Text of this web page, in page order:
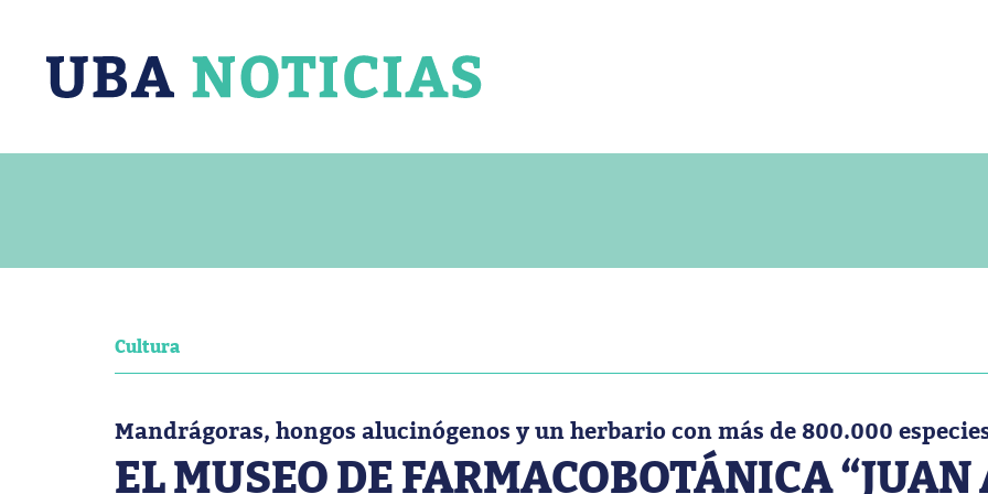
Cultura
Mandrágoras, hongos alucinógenos y un herbario con más de 800.000
EL MUSEO DE FARMACOBOTÁNICA “JUAN